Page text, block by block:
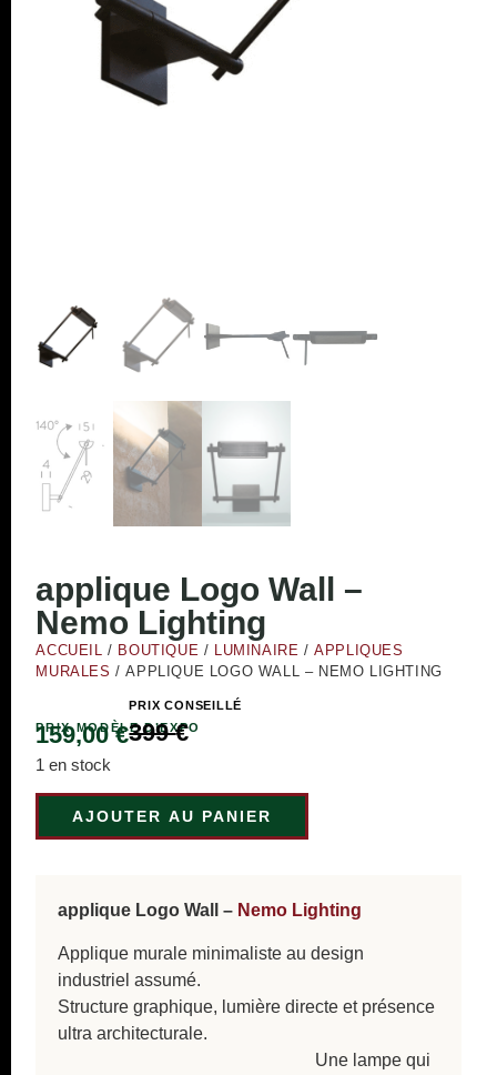
applique Logo Wall –
Nemo Lighting
ACCUEIL / BOUTIQUE / LUMINAIRE /APPLIQUES
MURALES / APPLIQUE LOGO WALL – NEMO LIGHTING
PRIX MODÈLE D’EXPO
159,00€
PRIX CONSEILLÉ
399€
1 en stock
AJOUTER AU PANIER
applique Logo Wall – Nemo Lighting
Applique murale minimaliste au design
industriel assumé.
Structure graphique, lumière directe et présence
ultra architecturale.
Une lampe qui